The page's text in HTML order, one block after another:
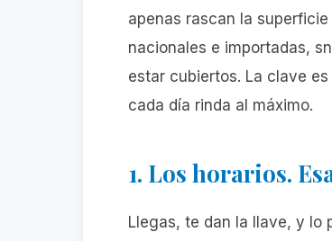
apenas rascan la
nacionales e importadas,
estar cubiertos. La clave
cada día rinda al máximo.
1. Los horarios.
Llegas, te dan la llave, y lo